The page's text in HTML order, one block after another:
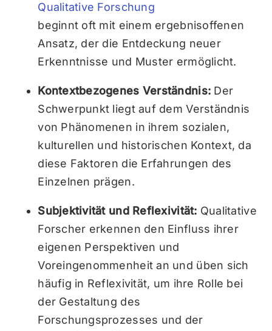
Qualitative Forschung
beginnt oft mit einem ergebnisoffenen
Ansatz, der die Entdeckung neuer
Erkenntnisse und Muster ermöglicht.
Kontextbezogenes Verständnis: Der
Schwerpunkt liegt auf dem Verständnis
von Phänomenen in ihrem sozialen,
kulturellen und historischen Kontext, da
diese Faktoren die Erfahrungen des
Einzelnen prägen.
Subjektivität und Reflexivität: Qualitative
Forscher erkennen den Einfluss ihrer
eigenen Perspektiven und
Voreingenommenheit an und üben sich
häufig in Reflexivität, um ihre Rolle bei
der Gestaltung des
Forschungsprozesses und der